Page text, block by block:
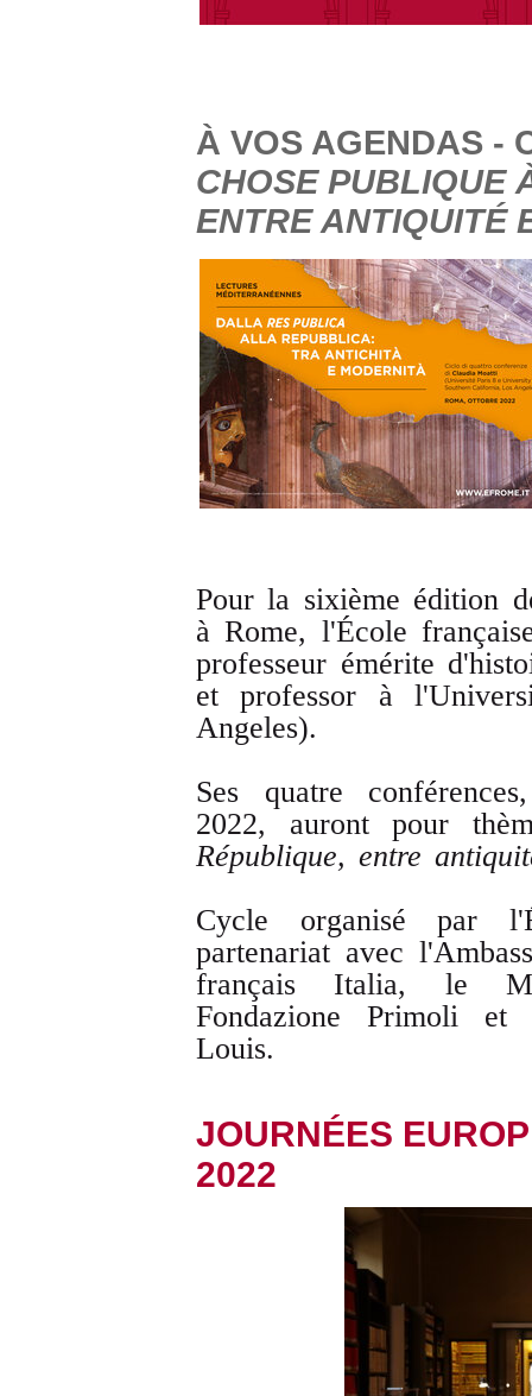
À VOS AGENDAS -
CHOSE PUBLIQUE
ENTRE ANTIQUITÉ
Pour la sixième édition
à Rome, l'École
professeur émérite
et professor à
Angeles).
Ses quatre
2022, auront pour
République, entre
Cycle organisé par
partenariat avec
français Italia, le
Fondazione Primoli et
Louis.
JOURNÉES
2022